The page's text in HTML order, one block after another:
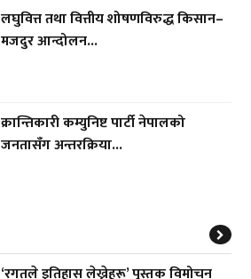
लघुवित्त तथा वित्तीय शोषणविरुद्ध किसान–
मजदुर आन्दोलन...
क्रान्तिकारी कम्युनिष्ट पार्टी नेपालको
जनतासँग अन्तरक्रिया...
‘रगतले इतिहास लेख्नेहरू’ पुस्तक विमोचन